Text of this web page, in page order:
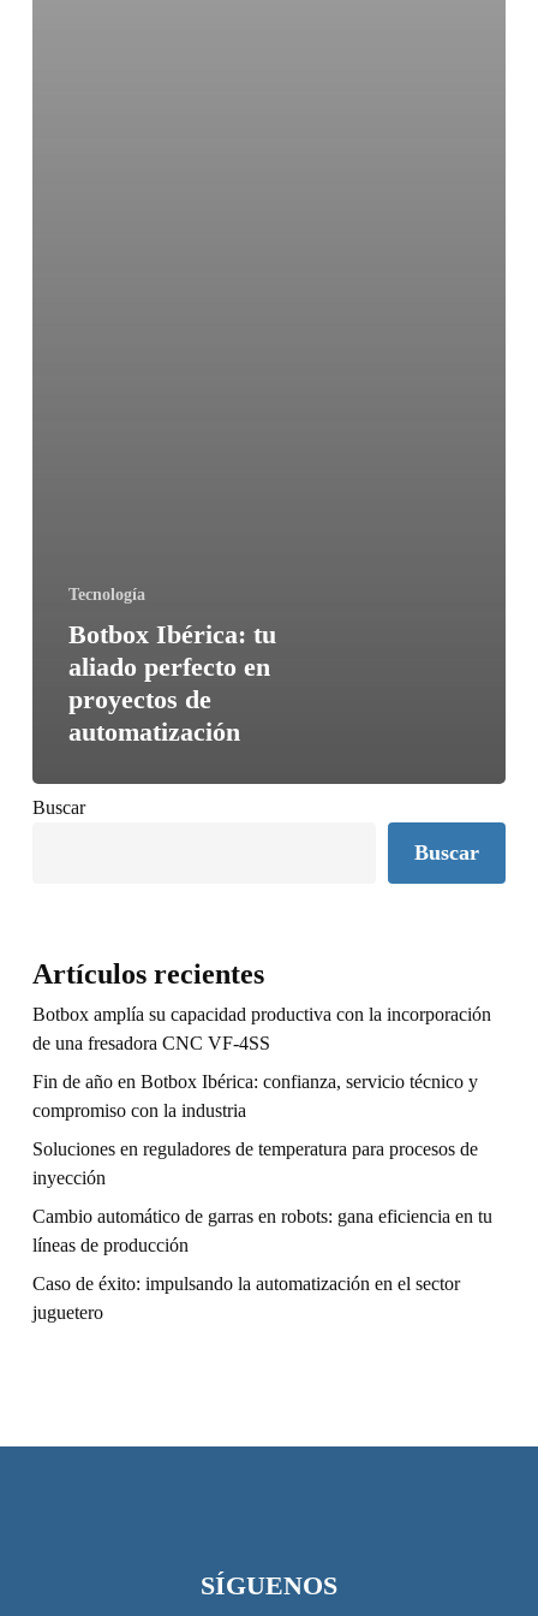
Tecnología
Botbox Ibérica: tu
aliado perfecto en
proyectos de
automatización
Buscar
Buscar
Artículos recientes
Botbox amplía su capacidad productiva con la incorporación
de una fresadora CNC VF-4SS
Fin de año en Botbox Ibérica: confianza, servicio técnico y
compromiso con la industria
Soluciones en reguladores de temperatura para procesos de
inyección
Cambio automático de garras en robots: gana eficiencia en tu
líneas de producción
Caso de éxito: impulsando la automatización en el sector
juguetero
SÍGUENOS